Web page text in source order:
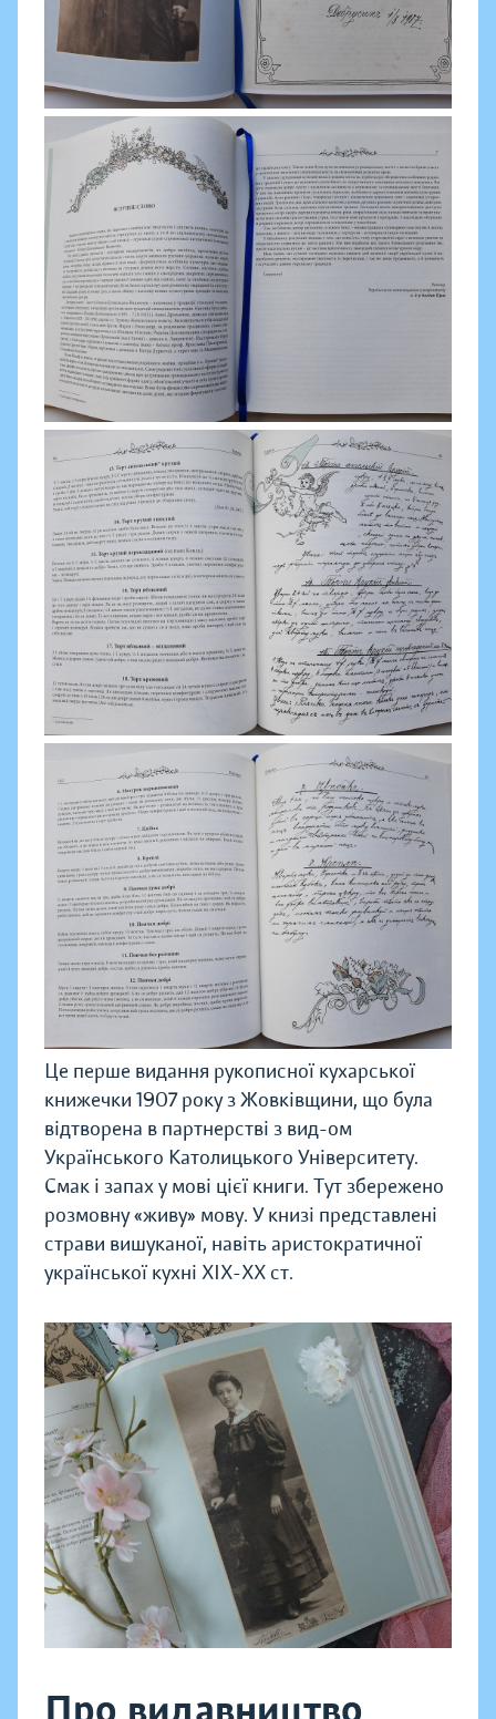
Це перше видання рукописної кухарської
книжечки 1907 року з Жовківщини, що була
відтворена в партнерстві з вид-ом
Українського Католицького Університету.
Смак і запах у мові цієї книги. Тут збережено
розмовну «живу» мову. У книзі представлені
страви вишуканої, навіть аристократичної
української кухні XIX-XX ст.